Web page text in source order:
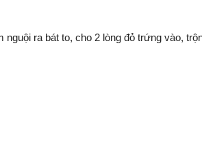
nguội ra bát to, cho 2 lòng đỏ trứng vào,